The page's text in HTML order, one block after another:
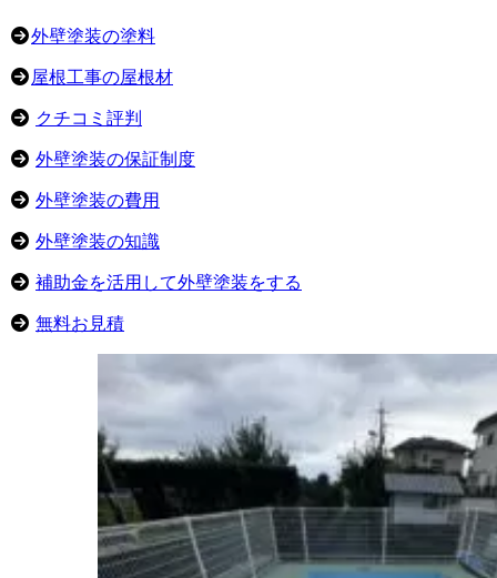
外壁塗装の塗料
屋根工事の屋根材
クチコミ評判
外壁塗装の保証制度
外壁塗装の費用
外壁塗装の知識
補助金を活用して外壁塗装をする
無料お見積